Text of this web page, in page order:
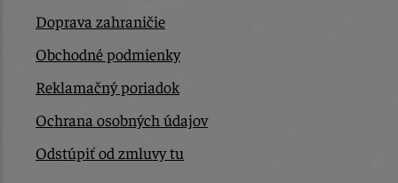
Doprava zahraničie
Obchodné podmienky
Reklamačný poriadok
Ochrana osobných údajov
Odstúpiť od zmluvy tu